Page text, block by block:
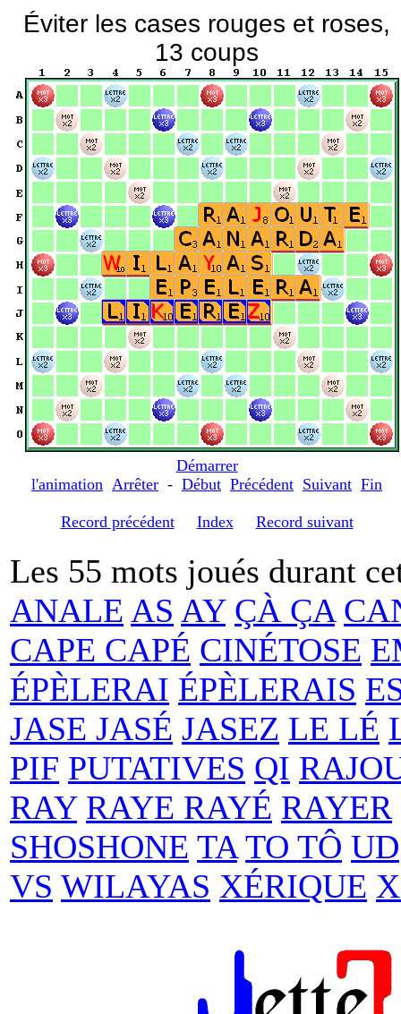
Éviter les cases rouges et roses,
13 coups
Démarrer
l'animation Arrêter - Début Précédent Suivant Fin
Record précédent Index Record suivant
Les 55 mots joués durant
ANALE AS AY ÇÀ ÇA
CAPE CAPÉ CINÉTOSE
ÉPÈLERAI ÉPÈLERAIS
JASE JASÉ JASEZ LE LÉ
PIF PUTATIVES QI
RAY RAYE RAYÉ RAYER
SHOSHONE TA TO TÔ UD
VS WILAYAS XÉRIQUE